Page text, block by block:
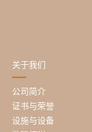
关于我们
公司简介
证书与荣誉
设施与设备